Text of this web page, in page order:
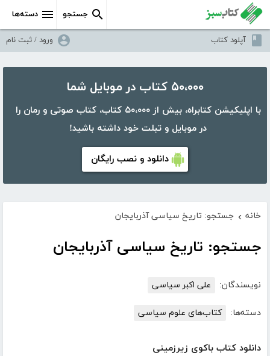
دسته‌ها جستجو
آپلود کتاب ورود / ثبت نام
۵۰،۰۰۰ کتاب در موبایل شما
با اپلیکیشن کتابراه، بیش از ۵۰،۰۰۰ کتاب، کتاب صوتی و رمان را
در موبایل و تبلت خود داشته باشید!
دانلود و نصب رایگان
خانه › جستجو: تاریخ سیاسی آذربایجان
جستجو: تاریخ سیاسی آذربایجان
نویسندگان: علی اکبر سیاسی
دسته‌ها: کتاب‌های علوم سیاسی
دانلود کتاب باکوی زیرزمینی